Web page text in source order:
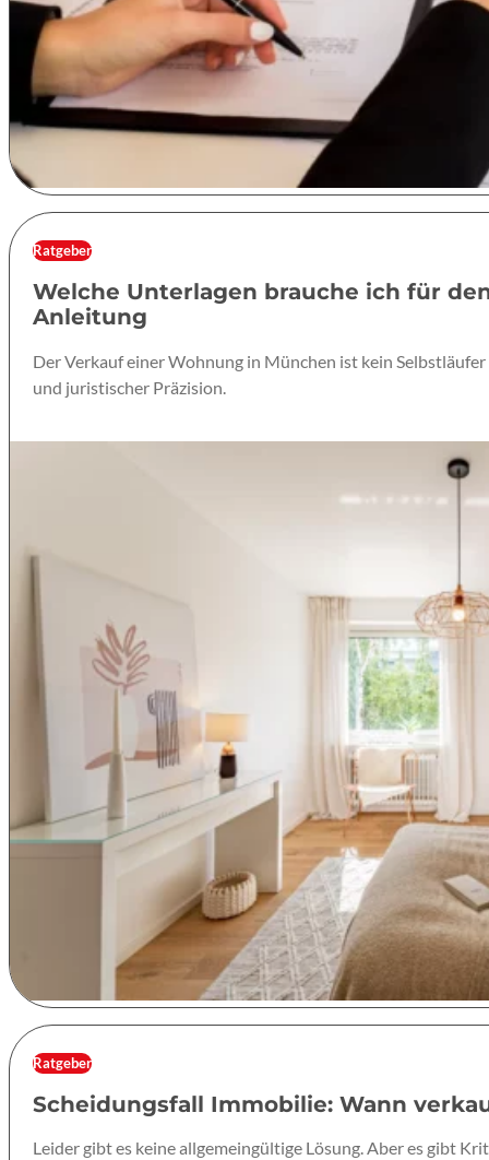
Ratgeber
Welche Unterlagen brauche ich für
Anleitung
Der Verkauf einer Wohnung in München ist kein
und juristischer Präzision.
Ratgeber
Scheidungsfall Immobilie: Wann
Leider gibt es keine allgemeingültige Lösung. Aber es gibt